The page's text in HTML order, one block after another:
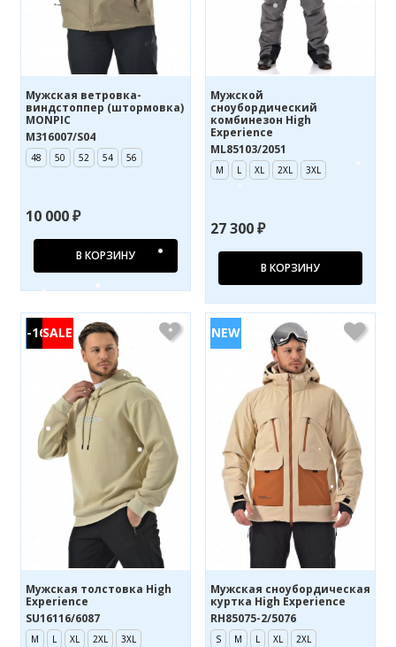
Мужская ветровка-
виндстоппер (штормовка)
MONPIC
M316007/S04
48 50 52 54 56
10 000 ₽
В КОРЗИНУ
Мужской
сноубордический
комбинезон High
Experience
ML85103/2051
M L XL 2XL 3XL
27 300 ₽
В КОРЗИНУ
-16%
Мужская толстовка High
Experience
SU16116/6087
M L XL 2XL 3XL
Мужская сноубордическая
куртка High Experience
RH85075-2/5076
S M L XL 2XL